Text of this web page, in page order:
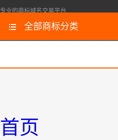
专业的商标域名交易平台
全部商标分类
首页